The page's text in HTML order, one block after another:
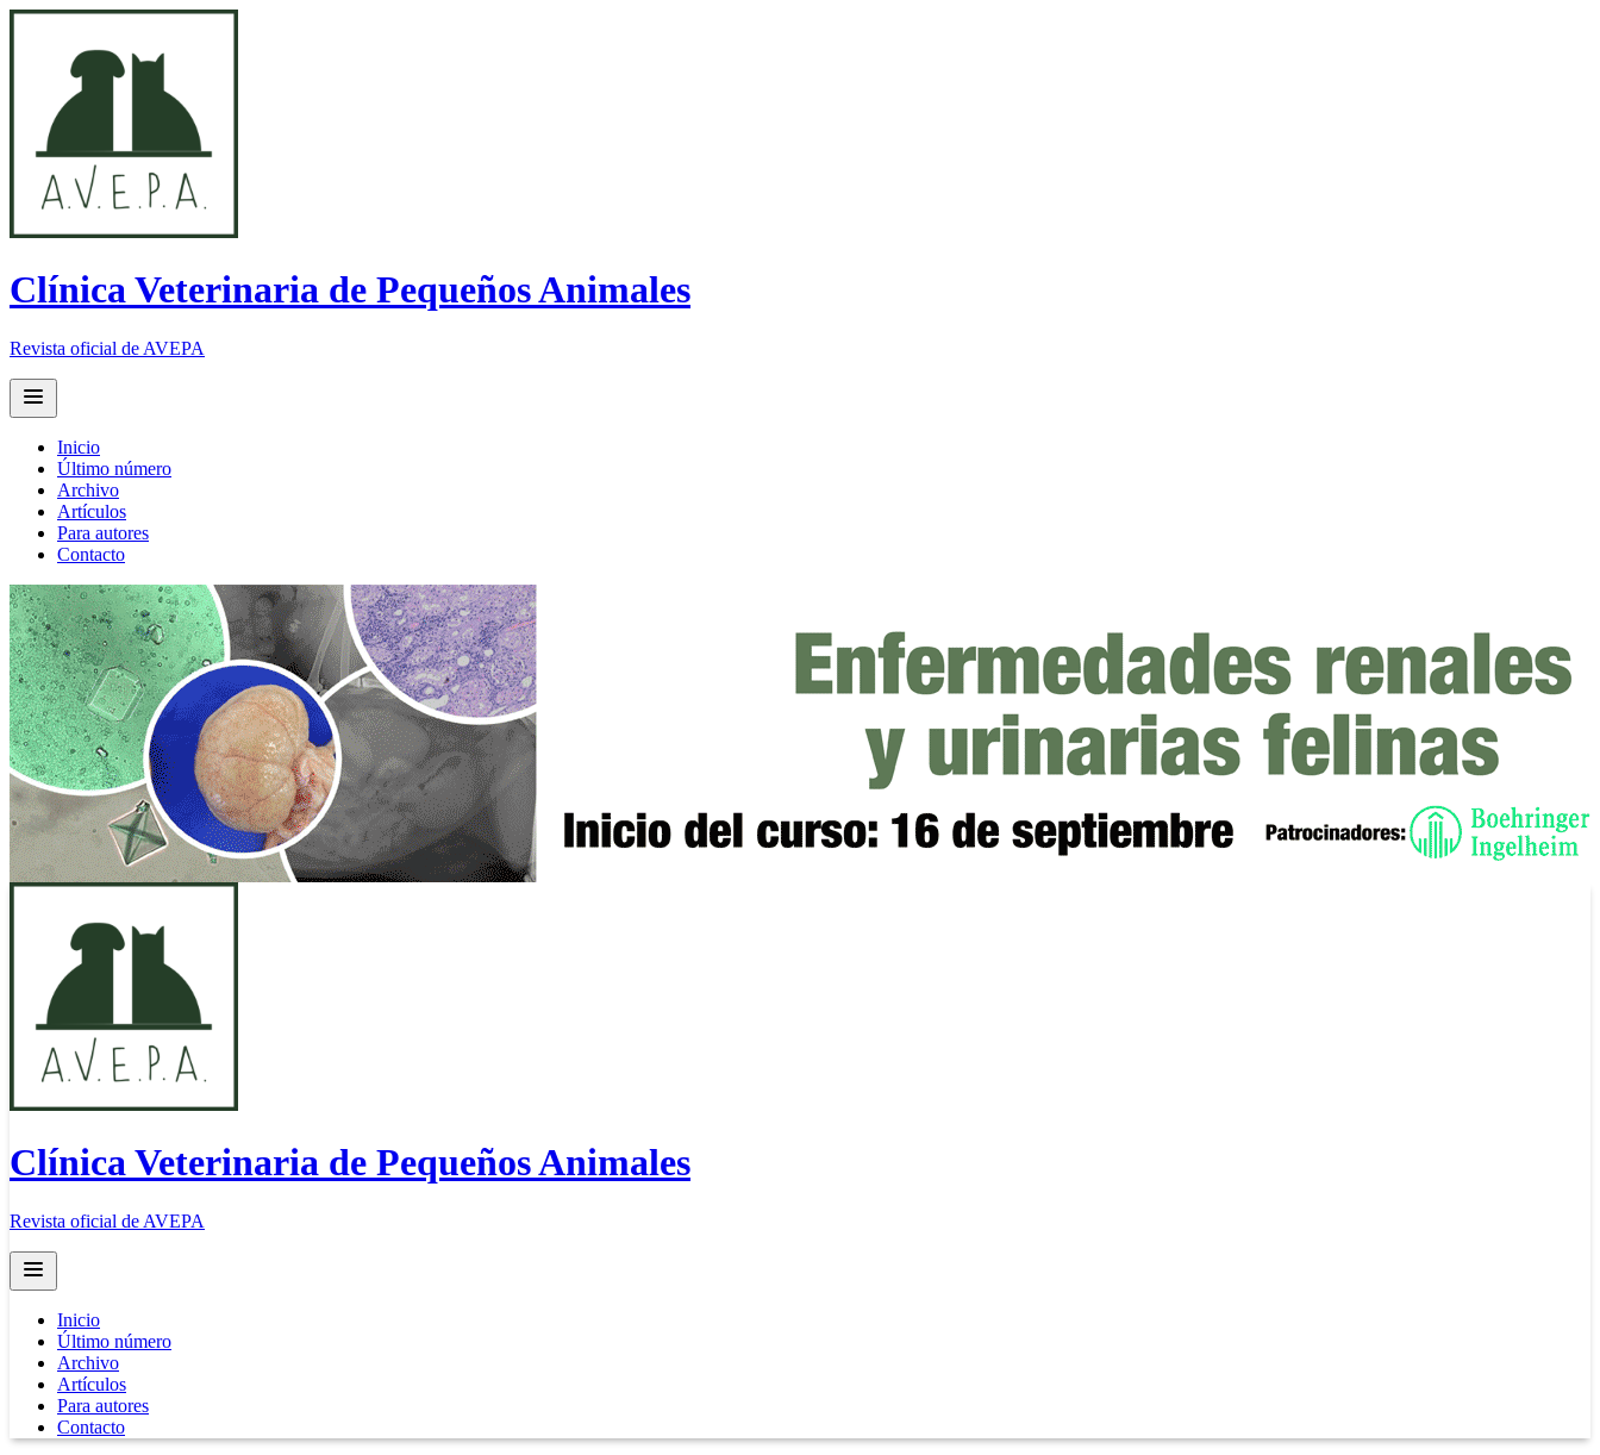
Clínica Veterinaria de Pequeños Animales
Revista oficial de AVEPA
Open main menu
Inicio
Último número
Archivo
Artículos
Para autores
Contacto
Clínica Veterinaria de Pequeños Animales
Revista oficial de AVEPA
Open main menu
Inicio
Último número
Archivo
Artículos
Para autores
Contacto